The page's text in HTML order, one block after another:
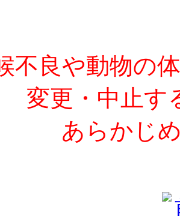
不良や動物の
変更・中止す
あらかじ